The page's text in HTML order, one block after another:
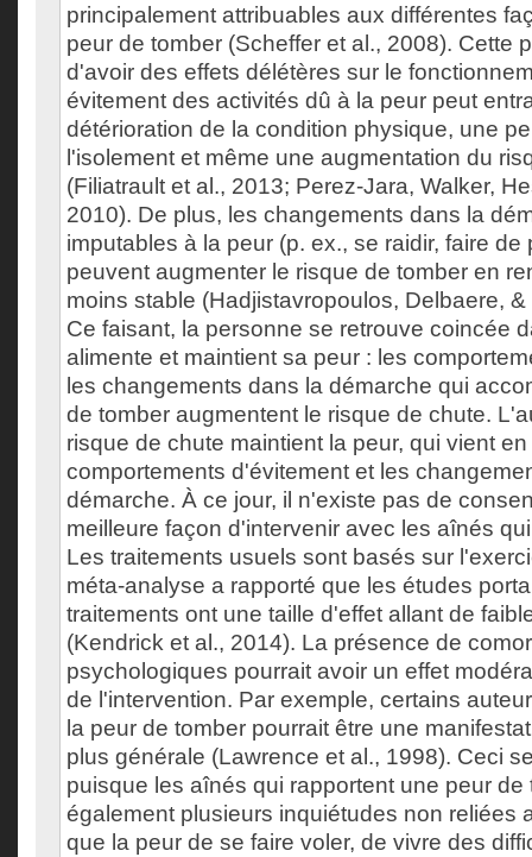
principalement attribuables aux différentes
peur de tomber (Scheffer et al., 2008). Cette
d'avoir des effets délétères sur le
évitement des activités dû à la peur peut
détérioration de la condition physique, une
l'isolement et même une augmentation du
(Filiatrault et al., 2013; Perez-Jara, Walker,
2010). De plus, les changements dans la
imputables à la peur (p. ex., se raidir, faire de
peuvent augmenter le risque de tomber en
moins stable (Hadjistavropoulos, Delbaere,
Ce faisant, la personne se retrouve coincée
alimente et maintient sa peur : les
les changements dans la démarche qui
de tomber augmentent le risque de chute.
risque de chute maintient la peur, qui vient
comportements d'évitement et les
démarche. À ce jour, il n'existe pas de
meilleure façon d'intervenir avec les aînés
Les traitements usuels sont basés sur
méta-analyse a rapporté que les études
traitements ont une taille d'effet allant de
(Kendrick et al., 2014). La présence de
psychologiques pourrait avoir un effet
de l'intervention. Par exemple, certains
la peur de tomber pourrait être une
plus générale (Lawrence et al., 1998). Ceci
puisque les aînés qui rapportent une peur de
également plusieurs inquiétudes non reliées
que la peur de se faire voler, de vivre des